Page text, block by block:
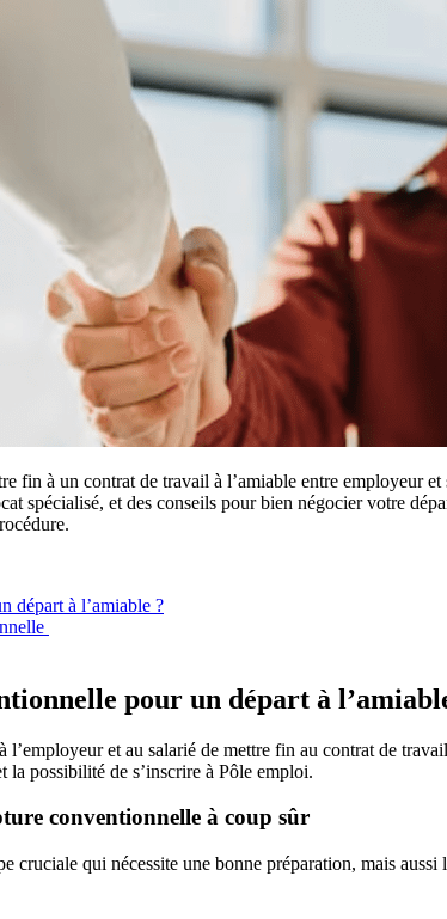
fin à un contrat de travail à l’amiable entre employeur
spécialisé, et des conseils pour bien négocier votre
départ à l’amiable ?
pour un départ à
et au salarié de mettre fin au contrat de
la possibilité de s’inscrire à Pôle emploi.
conventionnelle à coup sûr
cruciale qui nécessite une bonne préparation, mais